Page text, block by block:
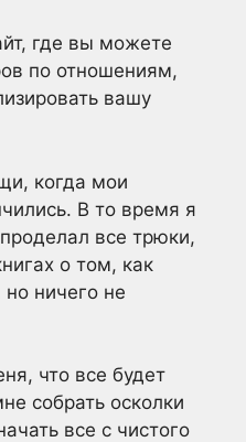
где вы можете
по отношениям,
вашу
когда мои
В то время я
все трюки,
о том, как
ничего не
что все будет
собрать осколки
все с чистого